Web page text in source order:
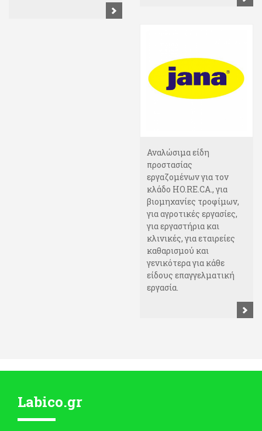
Αναλώσιμα είδη
προστασίας
εργαζομένων για τον
κλάδο HO.RE.CA., για
βιομηχανίες τροφίμων,
για αγροτικές εργασίες,
για εργαστήρια και
κλινικές, για εταιρείες
καθαρισμού και
γενικότερα για κάθε
είδους επαγγελματική
εργασία.
Labico.gr